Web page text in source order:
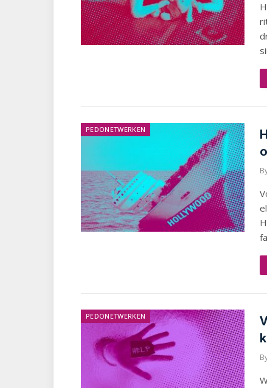
PEDONETWERKEN
PEDONETWERKEN